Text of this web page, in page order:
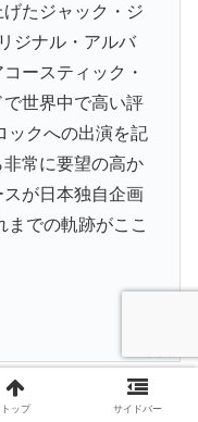
たジャック・ジ
ジナル・アルバ
ースティック・
世界中で高い評
ックへの出演を記
常に要望の高か
が日本独自企画
までの軌跡がここ
・ジョンソン
トップ サイドバー